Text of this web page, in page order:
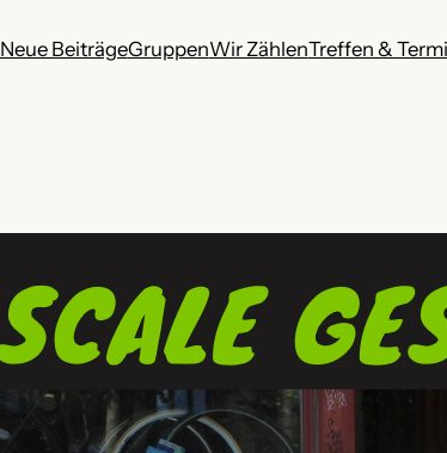
Neue BeiträgeGruppenWir ZählenTreffen &